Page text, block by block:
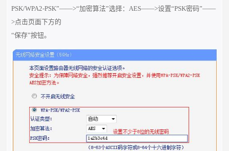
PSK/WPA2-PSK”——>“加密算法”选择：AES——>设置“PSK密码”——
>点击页面下方的
“保存”按钮。